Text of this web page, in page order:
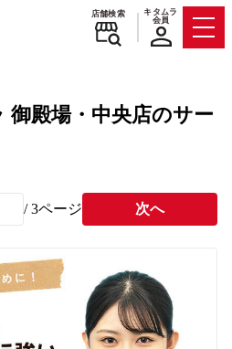
店舗検索
キタムラ
会員
御殿場・中央店のサー
/3ページ 次へ